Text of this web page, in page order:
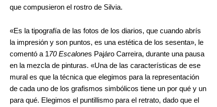
que compusieron el rostro de Silvia.
«Es la tipografía de las fotos de los diarios, que cuando abrís
la impresión y son puntos, es una estética de los sesenta», le
comentó a 170 Escalones Pajáro Carreira, durante una pausa
en la mezcla de pinturas. «Una de las características de ese
mural es que la técnica que elegimos para la representación
de cada uno de los grafismos simbólicos tiene un por qué y un
para qué. Elegimos el puntillismo para el retrato, dado que el